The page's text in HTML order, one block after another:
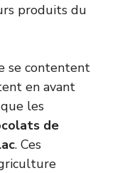
produits du
se contentent
en avant
les
de
. Ces